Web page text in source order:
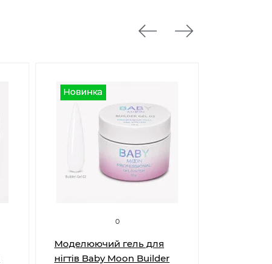
0
Моделюючий гель для
нігтів Baby Moon Builder